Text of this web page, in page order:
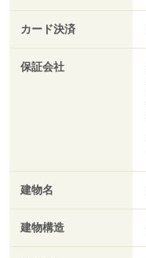
カード決済
保証会社
建物名
建物構造